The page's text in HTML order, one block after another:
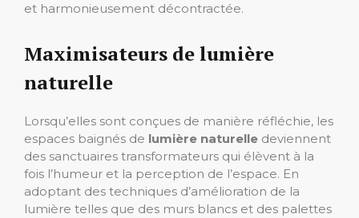
et harmonieusement décontractée.
Maximisateurs de lumière
naturelle
Lorsqu’elles sont conçues de manière réfléchie, les
espaces baignés de lumière naturelle deviennent
des sanctuaires transformateurs qui élèvent à la
fois l’humeur et la perception de l’espace. En
adoptant des techniques d’amélioration de la
lumière telles que des murs blancs et des palettes